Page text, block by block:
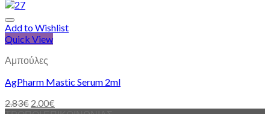
Add to Wishlist
Quick View
Αμπούλες
AgPharm Mastic Serum 2ml
2.83€ 2.00€